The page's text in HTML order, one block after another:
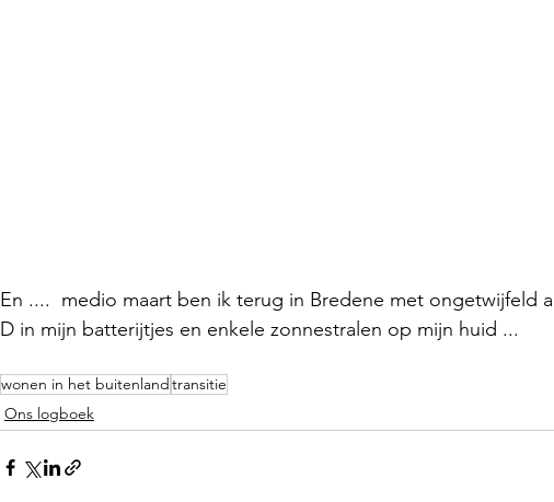
En ....  medio maart ben ik terug in Bredene met ongetwijfeld
D in mijn batterijtjes en enkele zonnestralen op mijn huid ...
wonen in het buitenland transitie
Ons logboek